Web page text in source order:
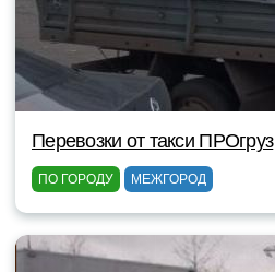
Перевозки от такси ПРОгруз
ПО ГОРОДУ МЕЖГОРОД